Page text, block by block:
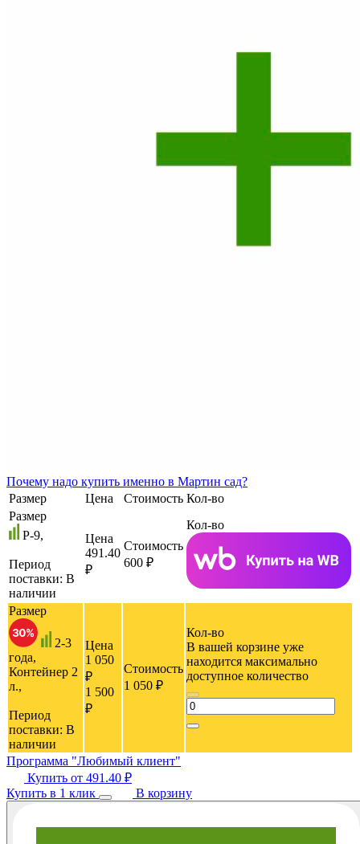
Почему надо купить именно в Мартин сад?
Размер
Цена Стоимость Кол-во
Размер
P-9,
Период
поставки: В
наличии
Цена
491.40
₽
Стоимость
600 ₽
Кол-во
Размер
2-3
года,
Контейнер 2
л.,
Период
поставки: В
наличии
Цена
1 050
₽
1 500
₽
Стоимость
1 050 ₽
Кол-во
В вашей корзине уже
находится максимально
доступное количество
Программа "Любимый клиент"
Купить от 491.40 ₽
Купить в 1 клик
В корзину